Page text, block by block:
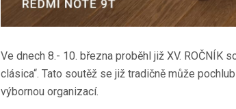
Ve dnech 8.- 10. března proběhl již XV. ROČNÍK
clásica“. Tato soutěž se již tradičně může
výbornou organizací.